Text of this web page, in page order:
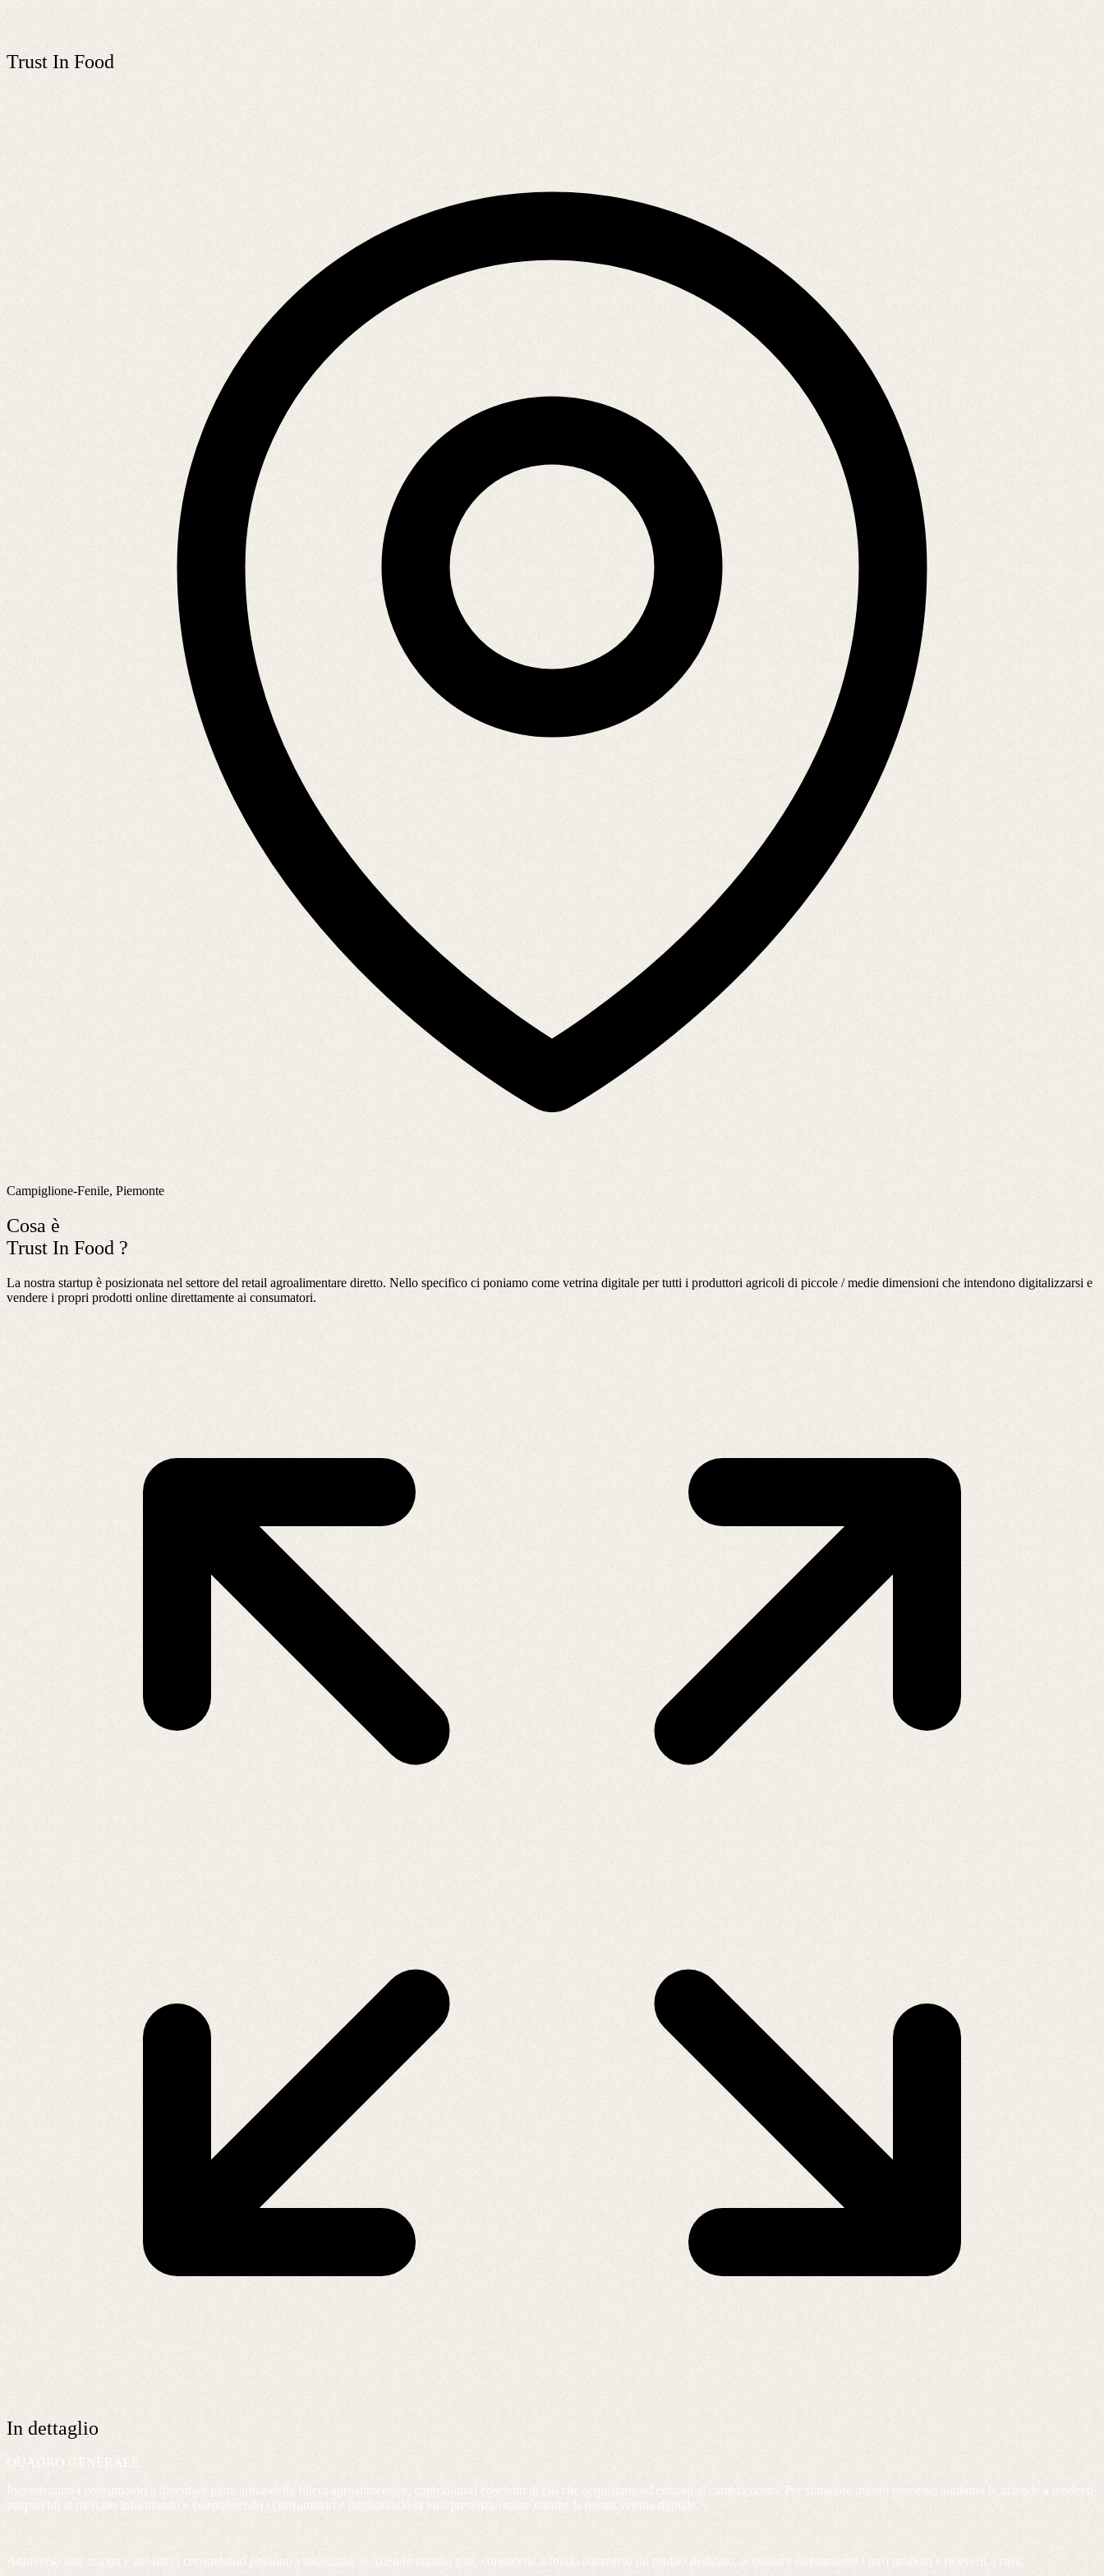
Trust In Food
Campiglione-Fenile, Piemonte
Cosa è
Trust In Food ?
La nostra startup è posizionata nel settore del retail agroalimentare diretto. Nello specifico ci poniamo come vetrina digitale per tutti i produttori agricoli di piccole / medie dimensioni che intendono digitalizzarsi e
vendere i propri prodotti online direttamente ai consumatori.
In dettaglio
QUADRO GENERALE
Incentiviamo i consumatori a diventare parte attiva della filiera agroalimentare, coproduttori coscienti di ciò che acquistano ed educati al cambiamento. Per stimolare questo processo aiutiamo le aziende a rendersi
trasparenti al mercato informando e coinvolgendo i consumatori e migliorando la loro presenza online tramite la nostra vetrina digitale.
Attraverso una mappa e dei filtri i consumatori possono visualizzare le aziende intorno a sé, conoscerle a fondo attraverso un profilo dedicato, acquistare direttamente i loro prodotti e riceverli a casa.